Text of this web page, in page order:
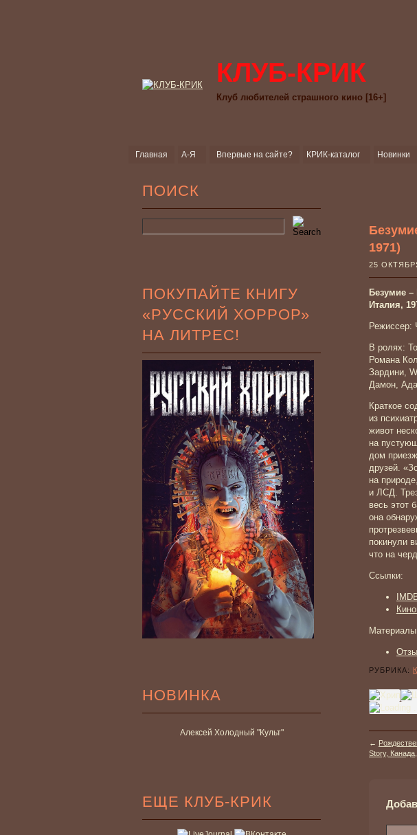
КЛУБ-КРИК
Клуб любителей страшного кино [16+]
Главная А-Я Впервые на сайте? КРИК-каталог Новинки
ПОИСК
ПОКУПАЙТЕ КНИГУ
«РУССКИЙ ХОРРОР»
НА ЛИТРЕС!
НОВИНКА
Алексей Холодный "Культ"
ЕЩЕ КЛУБ-КРИК
1971)
25
Безумие
Италия,
Режиссер:
В ролях:
Романа
Зардини,
Дамон,
Краткое
из
живот
на
дом
друзей.
на
и ЛСД.
весь этот
она
покинули
что на
Ссылки:
РУБРИКА:
←
Story,